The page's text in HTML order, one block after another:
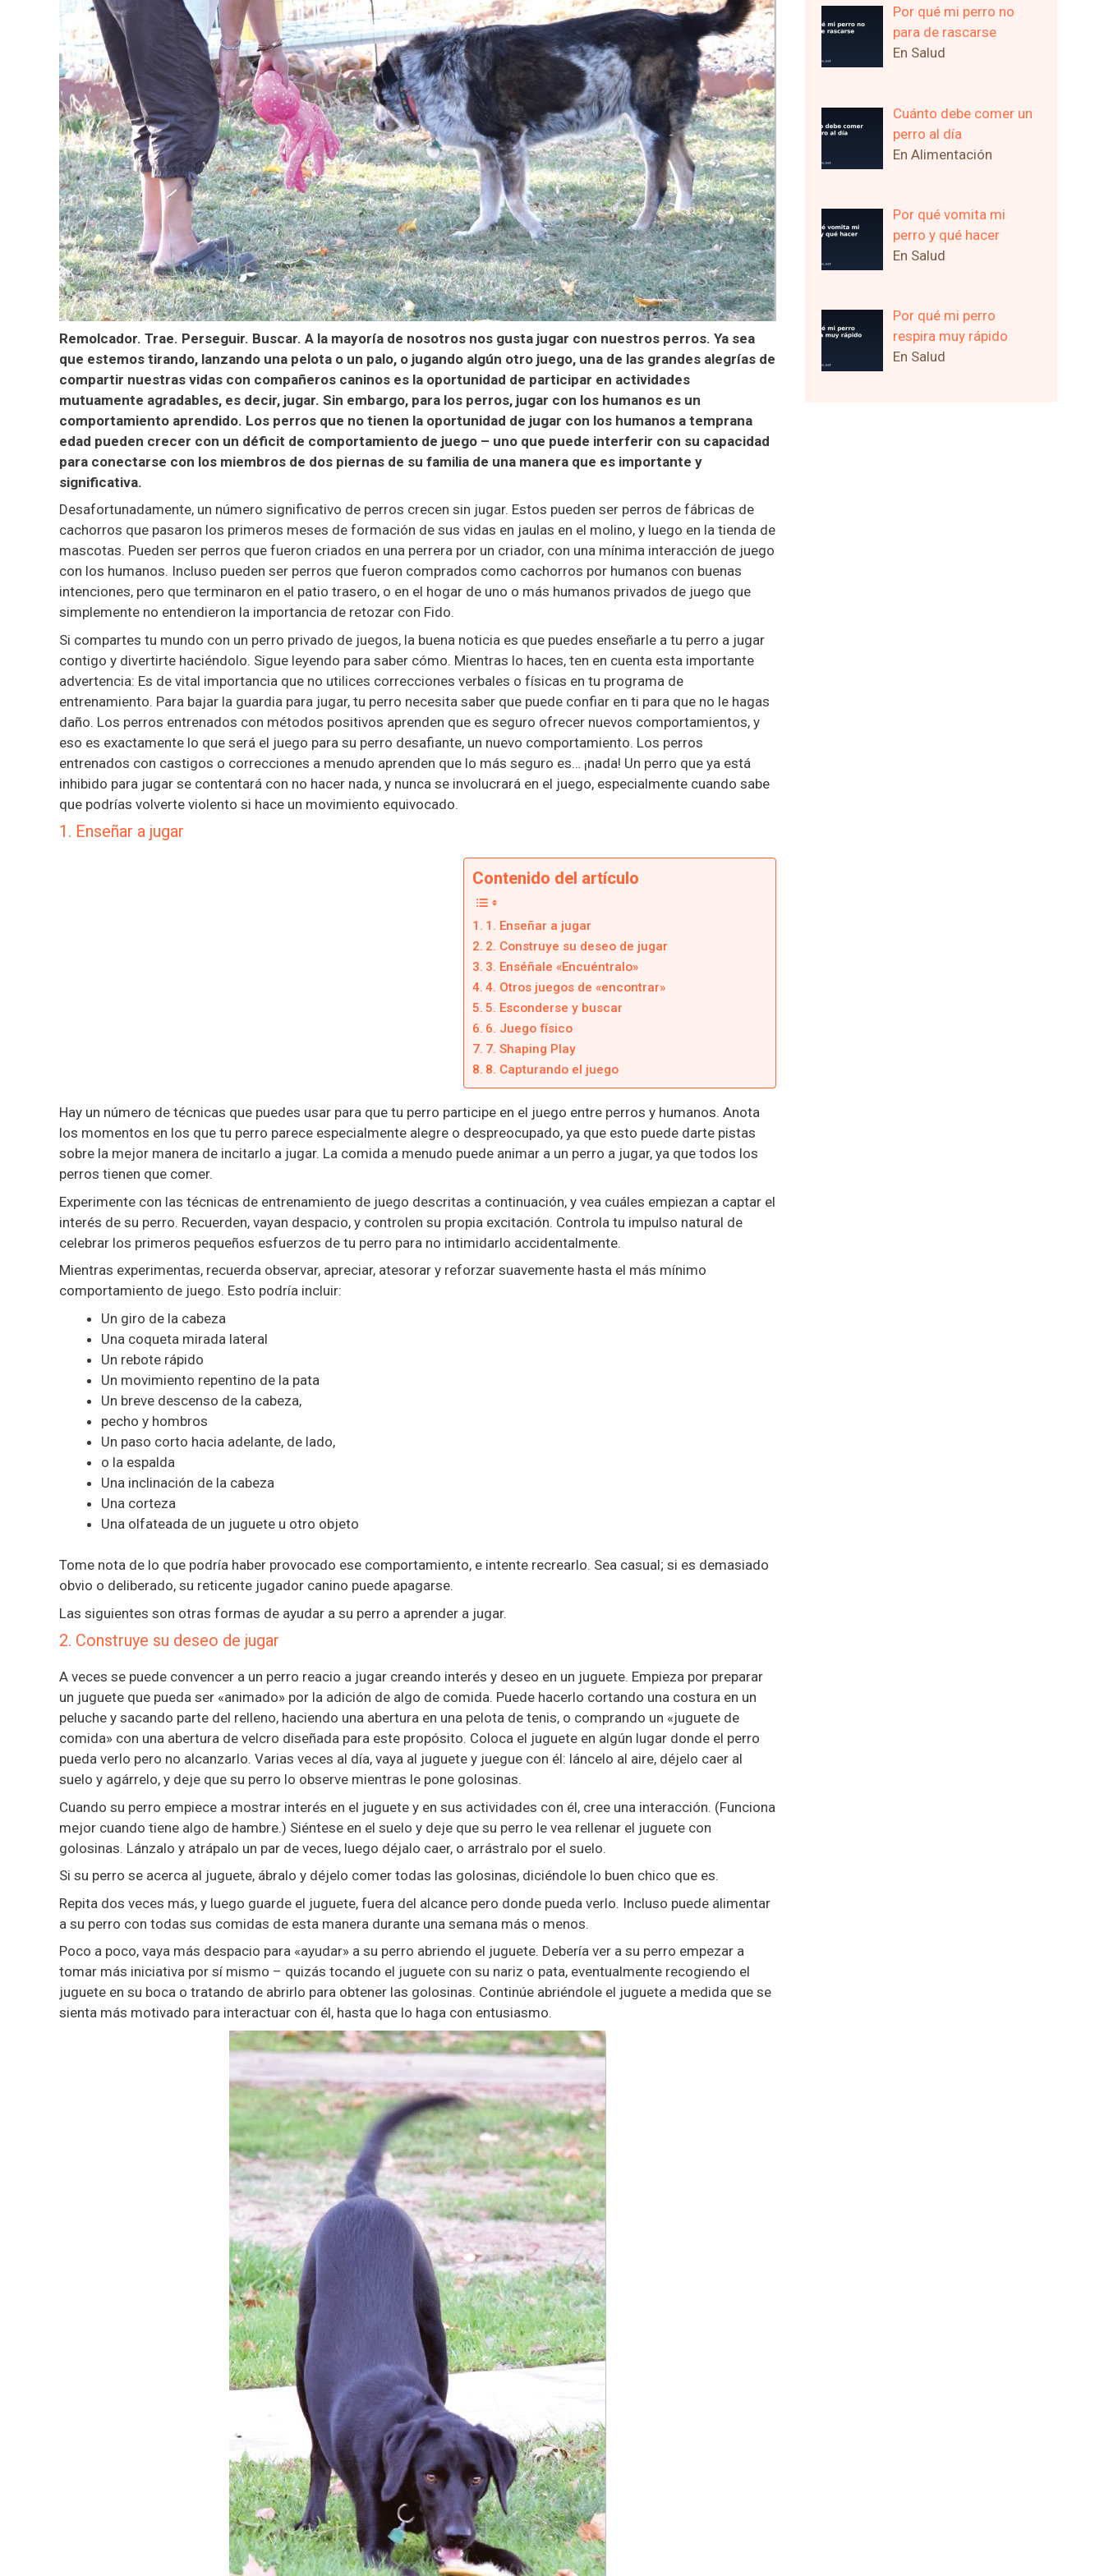
Remolcador. Trae. Perseguir. Buscar. A la mayoría de nosotros nos gusta jugar con nuestros perros. Ya sea
que estemos tirando, lanzando una pelota o un palo, o jugando algún otro juego, una de las grandes alegrías de
compartir nuestras vidas con compañeros caninos es la oportunidad de participar en actividades
mutuamente agradables, es decir, jugar. Sin embargo, para los perros, jugar con los humanos es un
comportamiento aprendido. Los perros que no tienen la oportunidad de jugar con los humanos a temprana
edad pueden crecer con un déficit de comportamiento de juego – uno que puede interferir con su capacidad
para conectarse con los miembros de dos piernas de su familia de una manera que es importante y
significativa.
Desafortunadamente, un número significativo de perros crecen sin jugar. Estos pueden ser perros de fábricas de
cachorros que pasaron los primeros meses de formación de sus vidas en jaulas en el molino, y luego en la tienda de
mascotas. Pueden ser perros que fueron criados en una perrera por un criador, con una mínima interacción de juego
con los humanos. Incluso pueden ser perros que fueron comprados como cachorros por humanos con buenas
intenciones, pero que terminaron en el patio trasero, o en el hogar de uno o más humanos privados de juego que
simplemente no entendieron la importancia de retozar con Fido.
Si compartes tu mundo con un perro privado de juegos, la buena noticia es que puedes enseñarle a tu perro a jugar
contigo y divertirte haciéndolo. Sigue leyendo para saber cómo. Mientras lo haces, ten en cuenta esta importante
advertencia: Es de vital importancia que no utilices correcciones verbales o físicas en tu programa de
entrenamiento. Para bajar la guardia para jugar, tu perro necesita saber que puede confiar en ti para que no le hagas
daño. Los perros entrenados con métodos positivos aprenden que es seguro ofrecer nuevos comportamientos, y
eso es exactamente lo que será el juego para su perro desafiante, un nuevo comportamiento. Los perros
entrenados con castigos o correcciones a menudo aprenden que lo más seguro es… ¡nada! Un perro que ya está
inhibido para jugar se contentará con no hacer nada, y nunca se involucrará en el juego, especialmente cuando sabe
que podrías volverte violento si hace un movimiento equivocado.
1. Enseñar a jugar
Contenido del artículo
1. Enseñar a jugar
2. Construye su deseo de jugar
3. Enséñale «Encuéntralo»
4. Otros juegos de «encontrar»
5. Esconderse y buscar
6. Juego físico
7. Shaping Play
8. Capturando el juego
Hay un número de técnicas que puedes usar para que tu perro participe en el juego entre perros y humanos. Anota
los momentos en los que tu perro parece especialmente alegre o despreocupado, ya que esto puede darte pistas
sobre la mejor manera de incitarlo a jugar. La comida a menudo puede animar a un perro a jugar, ya que todos los
perros tienen que comer.
Experimente con las técnicas de entrenamiento de juego descritas a continuación, y vea cuáles empiezan a captar el
interés de su perro. Recuerden, vayan despacio, y controlen su propia excitación. Controla tu impulso natural de
celebrar los primeros pequeños esfuerzos de tu perro para no intimidarlo accidentalmente.
Mientras experimentas, recuerda observar, apreciar, atesorar y reforzar suavemente hasta el más mínimo
comportamiento de juego. Esto podría incluir:
Un giro de la cabeza
Una coqueta mirada lateral
Un rebote rápido
Un movimiento repentino de la pata
Un breve descenso de la cabeza,
pecho y hombros
Un paso corto hacia adelante, de lado,
o la espalda
Una inclinación de la cabeza
Una corteza
Una olfateada de un juguete u otro objeto
Tome nota de lo que podría haber provocado ese comportamiento, e intente recrearlo. Sea casual; si es demasiado
obvio o deliberado, su reticente jugador canino puede apagarse.
Las siguientes son otras formas de ayudar a su perro a aprender a jugar.
2. Construye su deseo de jugar
A veces se puede convencer a un perro reacio a jugar creando interés y deseo en un juguete. Empieza por preparar
un juguete que pueda ser «animado» por la adición de algo de comida. Puede hacerlo cortando una costura en un
peluche y sacando parte del relleno, haciendo una abertura en una pelota de tenis, o comprando un «juguete de
comida» con una abertura de velcro diseñada para este propósito. Coloca el juguete en algún lugar donde el perro
pueda verlo pero no alcanzarlo. Varias veces al día, vaya al juguete y juegue con él: láncelo al aire, déjelo caer al
suelo y agárrelo, y deje que su perro lo observe mientras le pone golosinas.
Cuando su perro empiece a mostrar interés en el juguete y en sus actividades con él, cree una interacción. (Funciona
mejor cuando tiene algo de hambre.) Siéntese en el suelo y deje que su perro le vea rellenar el juguete con
golosinas. Lánzalo y atrápalo un par de veces, luego déjalo caer, o arrástralo por el suelo.
Si su perro se acerca al juguete, ábralo y déjelo comer todas las golosinas, diciéndole lo buen chico que es.
Repita dos veces más, y luego guarde el juguete, fuera del alcance pero donde pueda verlo. Incluso puede alimentar
a su perro con todas sus comidas de esta manera durante una semana más o menos.
Poco a poco, vaya más despacio para «ayudar» a su perro abriendo el juguete. Debería ver a su perro empezar a
tomar más iniciativa por sí mismo – quizás tocando el juguete con su nariz o pata, eventualmente recogiendo el
juguete en su boca o tratando de abrirlo para obtener las golosinas. Continúe abriéndole el juguete a medida que se
sienta más motivado para interactuar con él, hasta que lo haga con entusiasmo.
Por qué mi perro no
para de rascarse
En Salud
Cuánto debe comer un
perro al día
En Alimentación
Por qué vomita mi
perro y qué hacer
En Salud
Por qué mi perro
respira muy rápido
En Salud